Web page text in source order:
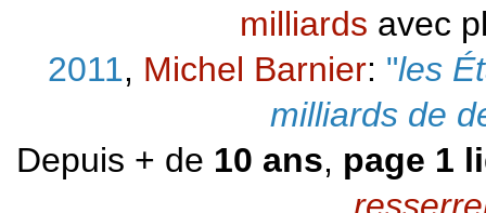
milliards avec
2011, Michel Barnier: "les
milliards de
Depuis + de 10 ans, page 1